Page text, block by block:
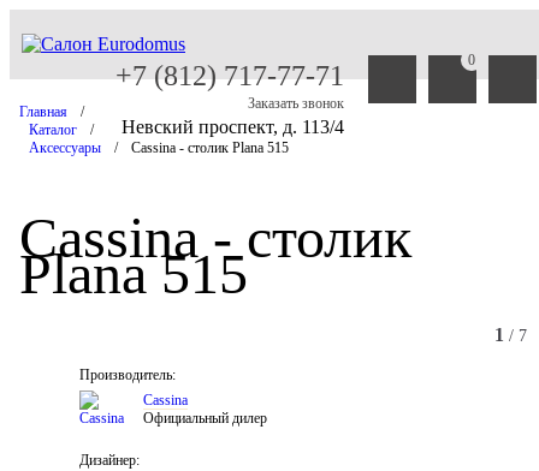
0
+7 (812) 717-77-71
Заказать звонок
Невский проспект, д. 113/4
Главная
/
Каталог
/
Аксессуары
/ Cassina - столик Plana 515
Cassina - столик
Plana 515
1 / 7
Производитель:
Cassina
Официальный дилер
Дизайнер: